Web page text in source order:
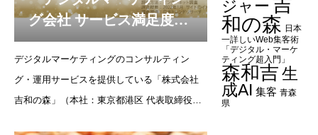
グ会社 サービス満足度」
など3項目で第1位を獲
得！
デジタルマーケティングのコンサルティン
グ・運用サービスを提供している「株式会社
吉和の森」（本社：東京都港区 代表取締役：
ジャー
和の森 日本
一詳しいWeb集客術
「デジタル・マーケ
ティング超入門」
森和吉生
成AI 集客 青森
県